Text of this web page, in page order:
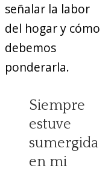
señalar la labor
del hogar y cómo
debemos
ponderarla.
Siempre
estuve
sumergida
en mi